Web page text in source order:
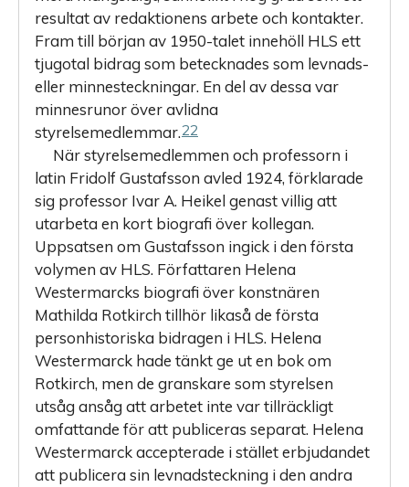
resultat av redaktionens arbete och kontakter.
Fram till början av 1950-talet innehöll HLS ett
tjugotal bidrag som betecknades som levnads-
eller minnesteckningar. En del av dessa var
minnesrunor över avlidna
styrelsemedlemmar.22
När styrelsemedlemmen och professorn i
latin Fridolf Gustafsson avled 1924, förklarade
sig professor Ivar A. Heikel genast villig att
utarbeta en kort biografi över kollegan.
Uppsatsen om Gustafsson ingick i den första
volymen av HLS. Författaren Helena
Westermarcks biografi över konstnären
Mathilda Rotkirch tillhör likaså de första
personhistoriska bidragen i HLS. Helena
Westermarck hade tänkt ge ut en bok om
Rotkirch, men de granskare som styrelsen
utsåg ansåg att arbetet inte var tillräckligt
omfattande för att publiceras separat. Helena
Westermarck accepterade i stället erbjudandet
att publicera sin levnadsteckning i den andra